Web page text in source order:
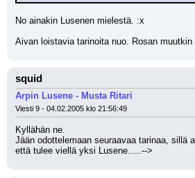
No ainakin Lusenen mielestä. :x
Aivan loistavia tarinoita nuo. Rosan
squid
Arpin Lusene - Musta Ritari
Viesti 9 - 04.02.2005 klo 21:56:49
Kyllähän ne.
Jään odottelemaan seuraavaa tarinaa, sillä
että tulee viellä yksi Lusene.....-->